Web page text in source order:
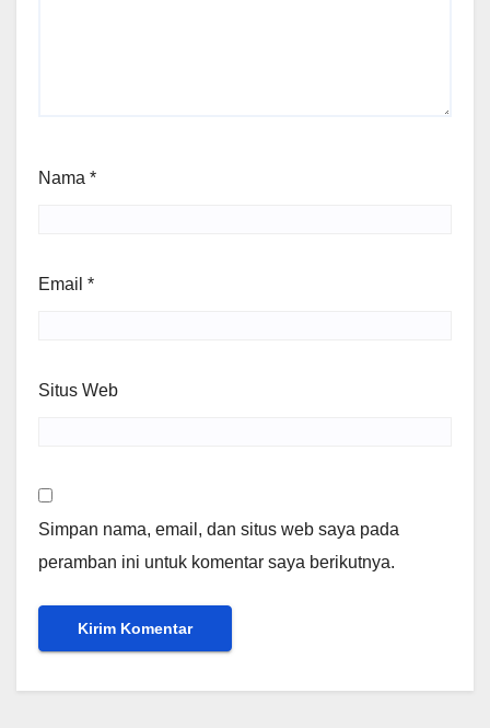
Nama *
Email *
Situs Web
Simpan nama, email, dan situs web saya pada
peramban ini untuk komentar saya berikutnya.